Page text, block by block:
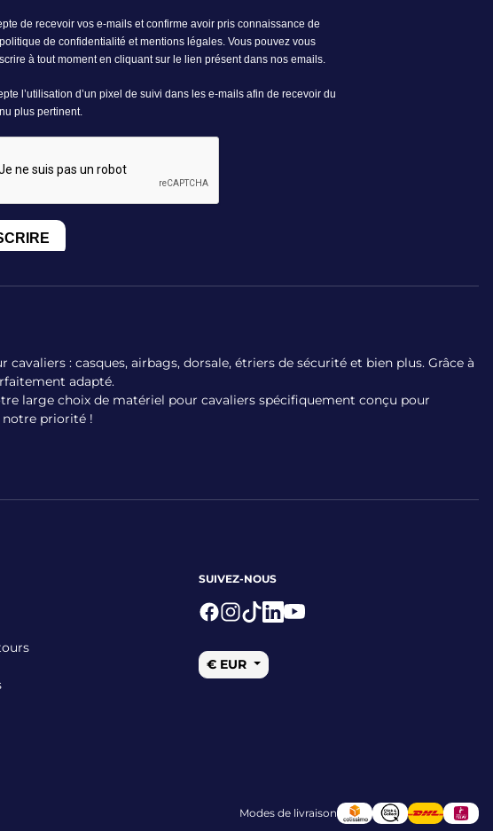
: casques, airbags, dorsale, étriers de sécurité et bien plus. Grâce à
adapté.
large choix de matériel pour cavaliers spécifiquement conçu pour
notre priorité !
SUIVEZ-NOUS
€ EUR
Modes de livraison